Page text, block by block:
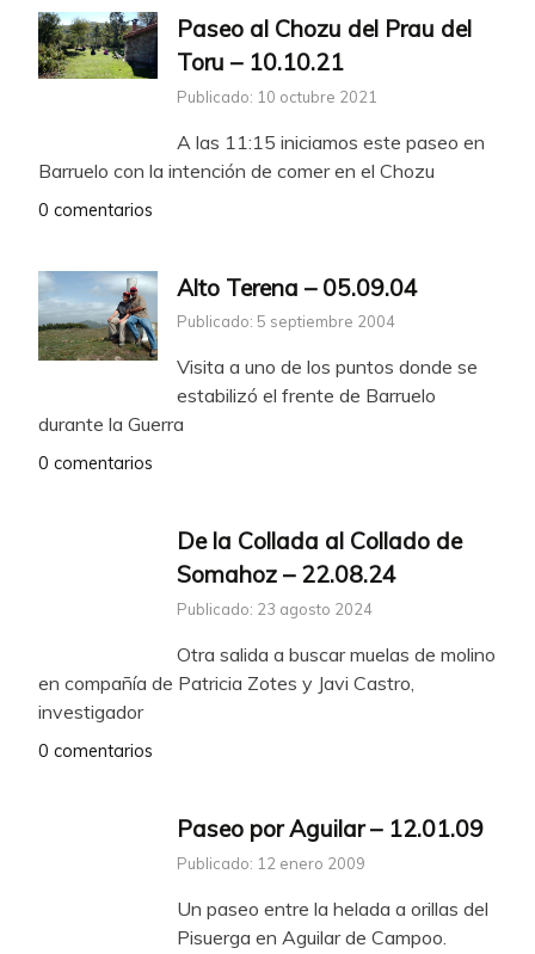
Paseo al Chozu del Prau del
Toru – 10.10.21
Publicado: 10 octubre 2021
A las 11:15 iniciamos este paseo en
Barruelo con la intención de comer en el Chozu
0 comentarios
Alto Terena – 05.09.04
Publicado: 5 septiembre 2004
Visita a uno de los puntos donde se
estabilizó el frente de Barruelo
durante la Guerra
0 comentarios
De la Collada al Collado de
Somahoz – 22.08.24
Publicado: 23 agosto 2024
Otra salida a buscar muelas de molino
en compañía de Patricia Zotes y Javi Castro,
investigador
0 comentarios
Paseo por Aguilar – 12.01.09
Publicado: 12 enero 2009
Un paseo entre la helada a orillas del
Pisuerga en Aguilar de Campoo.